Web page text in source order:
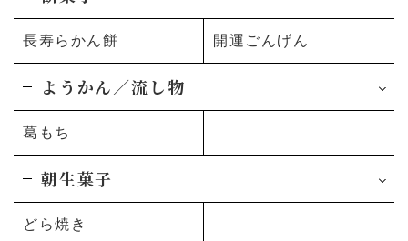
長寿らかん餅 開運ごんげん
ようかん／流し物
葛もち
朝生菓子
どら焼き